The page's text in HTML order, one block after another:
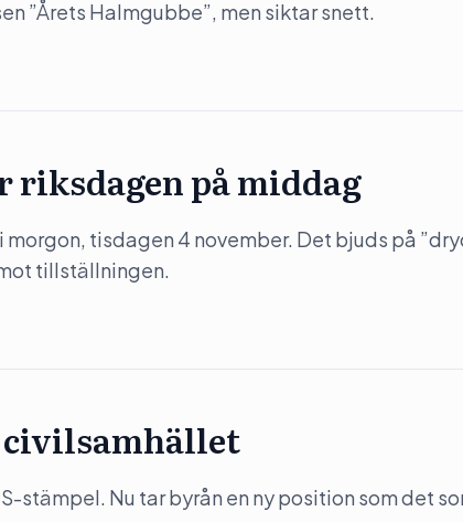
”Årets Halmgubbe”, men siktar snett.
riksdagen på middag
tisdagen 4 november. Det bjuds på
tillställningen.
civilsamhället
stämpel. Nu tar byrån en ny position som det